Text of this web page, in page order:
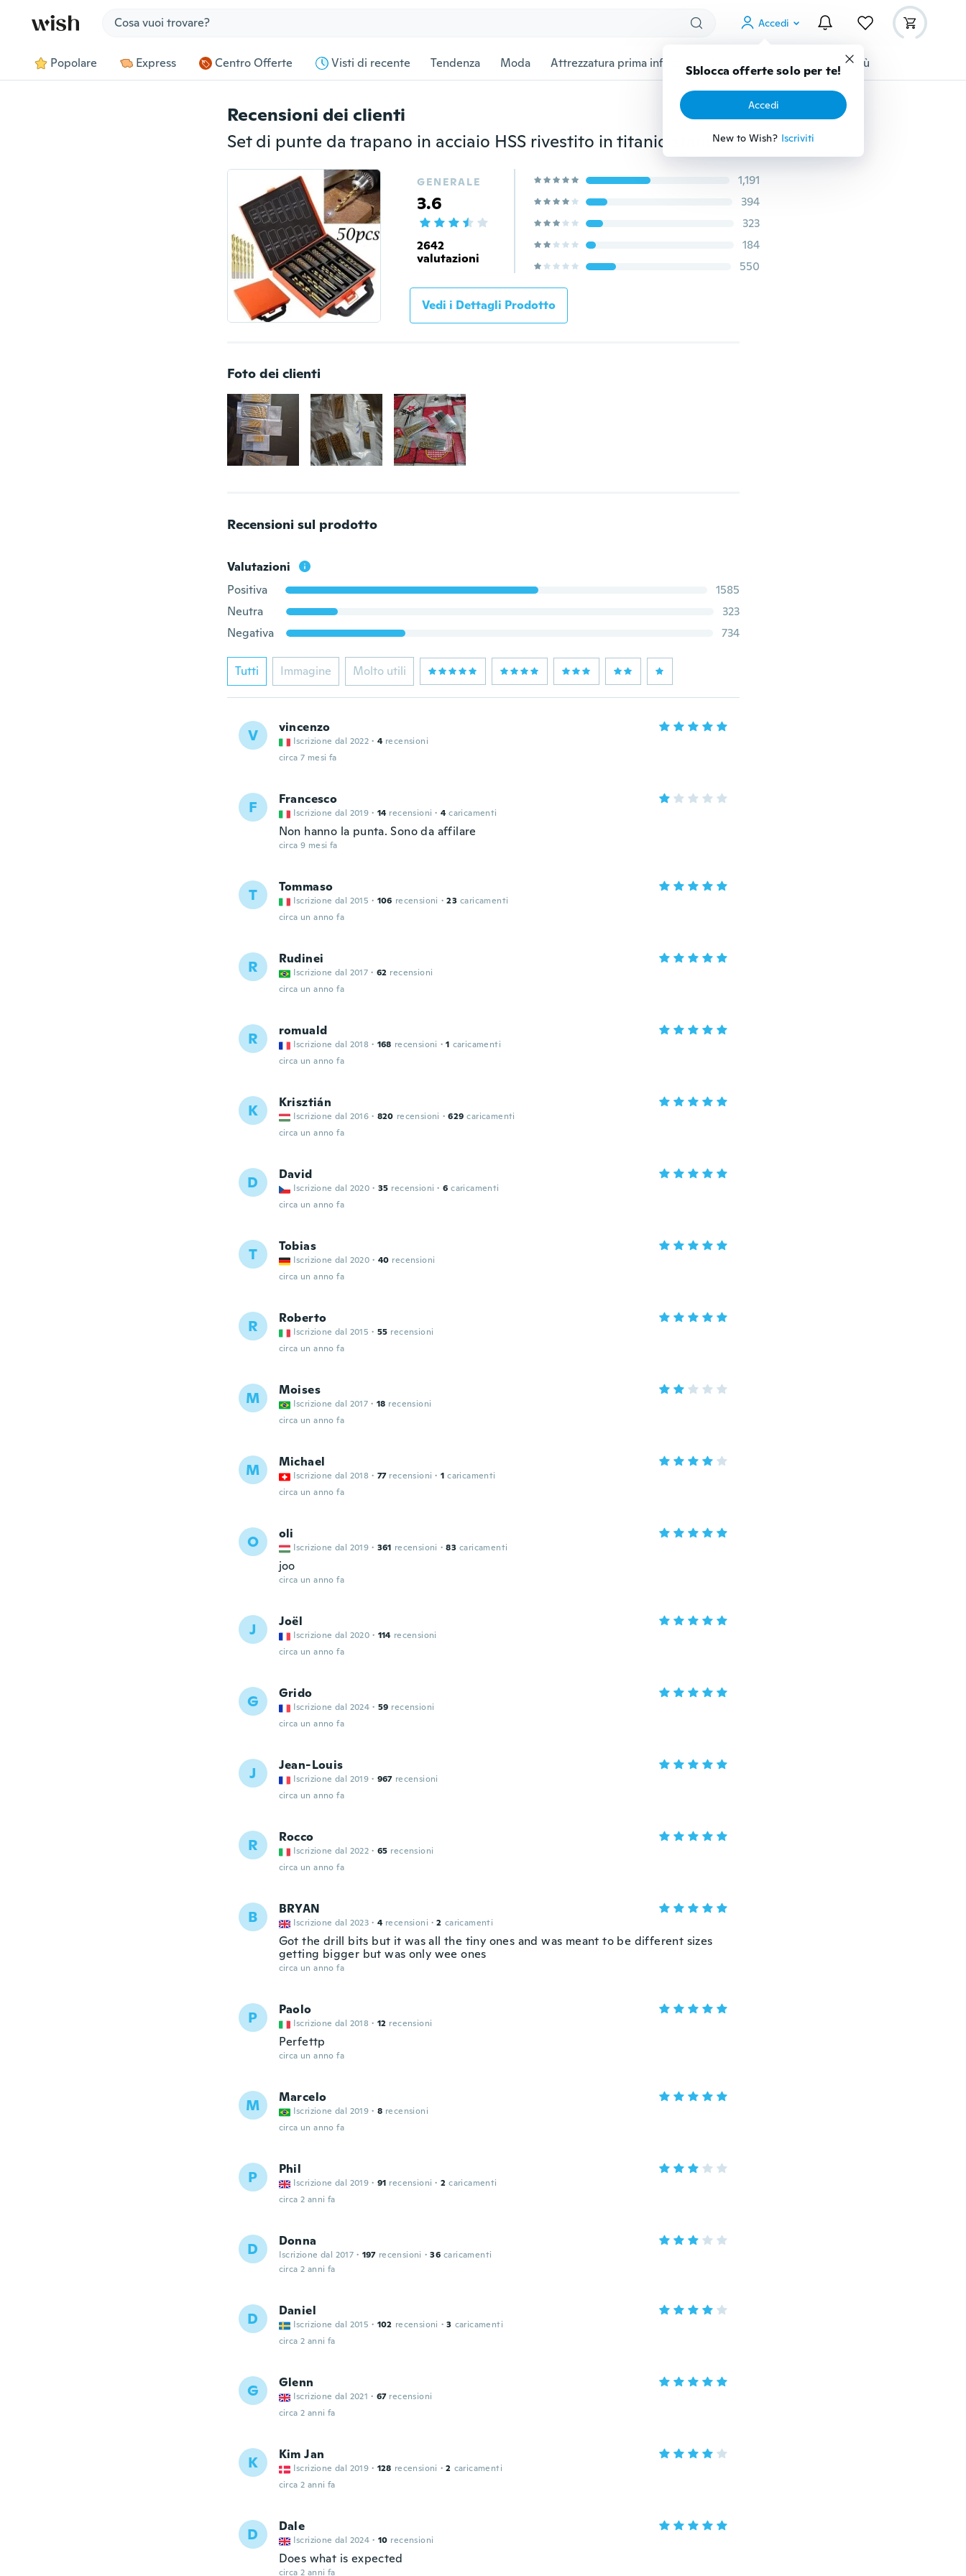
Accedi
Sblocca offerte solo per te!
Accedi
New to Wish? Iscriviti
Popolare Express Centro Offerte Visti di recente Tendenza Moda Attrezzatura prima infanzia Accessori per animali Di più
Recensioni dei clienti
Set di punte da trapano in acciaio HSS rivestito in titanio standard da 50 pezzi 1/1,5/2/2,5/3 mm (senza scatola)
GENERALE
3.6
2642
valutazioni
1,191
394
323
184
550
Vedi i Dettagli Prodotto
Foto dei clienti
Recensioni sul prodotto
Valutazioni
Positiva
1585
Neutra
323
Negativa
734
Tutti Immagine Molto utili
V vincenzo
Iscrizione dal 2022 · 4 recensioni
circa 7 mesi fa
F Francesco
Iscrizione dal 2019 · 14 recensioni · 4 caricamenti
Non hanno la punta. Sono da affilare
circa 9 mesi fa
T Tommaso
Iscrizione dal 2015 · 106 recensioni · 23 caricamenti
circa un anno fa
R Rudinei
Iscrizione dal 2017 · 62 recensioni
circa un anno fa
R romuald
Iscrizione dal 2018 · 168 recensioni · 1 caricamenti
circa un anno fa
K Krisztián
Iscrizione dal 2016 · 820 recensioni · 629 caricamenti
circa un anno fa
D David
Iscrizione dal 2020 · 35 recensioni · 6 caricamenti
circa un anno fa
T Tobias
Iscrizione dal 2020 · 40 recensioni
circa un anno fa
R Roberto
Iscrizione dal 2015 · 55 recensioni
circa un anno fa
M Moises
Iscrizione dal 2017 · 18 recensioni
circa un anno fa
M Michael
Iscrizione dal 2018 · 77 recensioni · 1 caricamenti
circa un anno fa
O oli
Iscrizione dal 2019 · 361 recensioni · 83 caricamenti
joo
circa un anno fa
J Joël
Iscrizione dal 2020 · 114 recensioni
circa un anno fa
G Grido
Iscrizione dal 2024 · 59 recensioni
circa un anno fa
J Jean-Louis
Iscrizione dal 2019 · 967 recensioni
circa un anno fa
R Rocco
Iscrizione dal 2022 · 65 recensioni
circa un anno fa
B BRYAN
Iscrizione dal 2023 · 4 recensioni · 2 caricamenti
Got the drill bits but it was all the tiny ones and was meant to be different sizes
getting bigger but was only wee ones
circa un anno fa
P Paolo
Iscrizione dal 2018 · 12 recensioni
Perfettp
circa un anno fa
M Marcelo
Iscrizione dal 2019 · 8 recensioni
circa un anno fa
P Phil
Iscrizione dal 2019 · 91 recensioni · 2 caricamenti
circa 2 anni fa
D Donna
Iscrizione dal 2017 · 197 recensioni · 36 caricamenti
circa 2 anni fa
D Daniel
Iscrizione dal 2015 · 102 recensioni · 3 caricamenti
circa 2 anni fa
G Glenn
Iscrizione dal 2021 · 67 recensioni
circa 2 anni fa
K Kim Jan
Iscrizione dal 2019 · 128 recensioni · 2 caricamenti
circa 2 anni fa
D Dale
Iscrizione dal 2024 · 10 recensioni
Does what is expected
circa 2 anni fa